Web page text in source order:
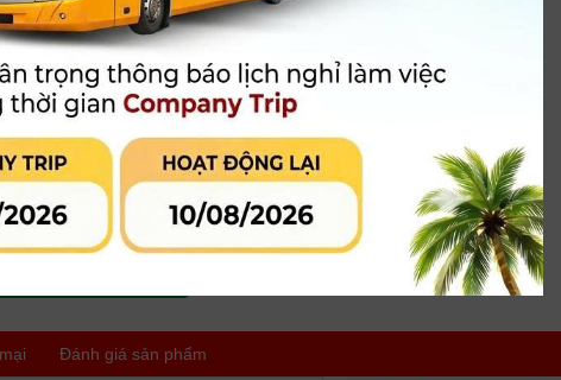
và khuyến mãi đặc quyền:
Hot line để có hỗ trợ tốt nhất :0966.889.176
kỹ thuật 24/7
MUA HÀNG
MUA TRẢ GÓP
LIÊN HỆ CỬA HÀNG
Đánh giá sản phẩm